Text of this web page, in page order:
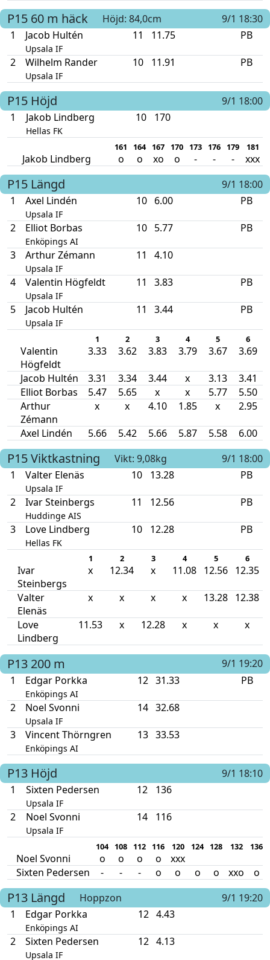
P15 60 m häck Höjd: 84,0cm
9/1 18:30
1
Jacob Hultén
Upsala IF
11 11.75 PB
2 Wilhelm Rander
Upsala IF
10 11.91 PB
P15 Höjd
9/1 18:00
1
Jakob Lindberg
Hellas FK
10 170
161 164 167 170 173 176 179 181
Jakob Lindberg o o xo o - - - xxx
P15 Längd
9/1 18:00
1
Axel Lindén
Upsala IF
10 6.00 PB
2 Elliot Borbas
Enköpings AI
10 5.77 PB
3 Arthur Zémann
Upsala IF
11 4.10
4 Valentin Högfeldt
Upsala IF
11 3.83 PB
5 Jacob Hultén
Upsala IF
11 3.44 PB
1 2 3 4 5 6
Valentin
Högfeldt
3.33 3.62 3.83 3.79 3.67 3.69
Jacob Hultén 3.31 3.34 3.44 x 3.13
3.41
Elliot Borbas
5.47 5.65 x x 5.77
5.50
Arthur
Zémann
x x 4.10 1.85 x 2.95
Axel Lindén 5.66 5.42 5.66 5.87 5.58 6.00
P15Viktkastning Vikt: 9,08kg
9/1 18:00
1
Valter Elenäs
Upsala IF
10 13.28 PB
2 Ivar Steinbergs
Huddinge AIS
11 12.56 PB
3 Love Lindberg
Hellas FK
10 12.28 PB
1 2 3 4 5 6
Ivar
Steinbergs
x 12.34 x 11.08 12.56 12.35
Valter
Elenäs
x x x x 13.28 12.38
Love
Lindberg
11.53 x 12.28 x x x
P13 200 m
9/1 19:20
1
Edgar Porkka
Enköpings AI
12 31.33 PB
2 Noel Svonni
Upsala IF
14 32.68
3 Vincent Thörngren
Enköpings AI
13 33.53
P13 Höjd
9/1 18:10
1
Sixten Pedersen
Upsala IF
12 136
2 Noel Svonni
Upsala IF
14 116
104 108 112 116 120 124 128 132 136
Noel Svonni o o o o
xxx
Sixten Pedersen
- - - o o o o xxo o
P13 Längd Hoppzon
9/1 19:20
1
Edgar Porkka
Enköpings AI
12 4.43
2 Sixten Pedersen
Upsala IF
12 4.13